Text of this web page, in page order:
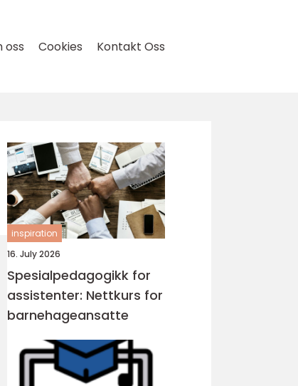
oss Cookies Kontakt Oss
inspiration
16. July 2026
Spesialpedagogikk for
assistenter: Nettkurs for
barnehageansatte